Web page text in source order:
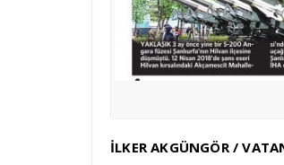
İLKER AKGÜNGÖR /